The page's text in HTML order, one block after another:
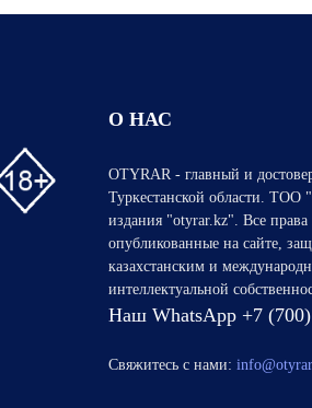
О НАС
OTYRAR - главный и
Туркестанской области. ТОО
издания "otyrar.kz". Все
опубликованные на сайте,
казахстанским и
интеллектуальной
Наш WhatsApp +7
Свяжитесь с нами: